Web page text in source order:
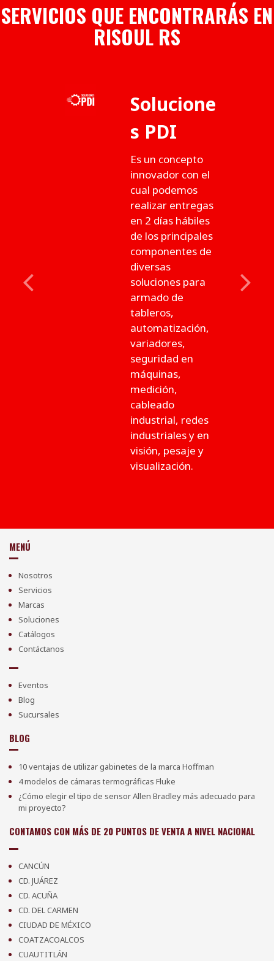
SERVICIOS QUE ENCONTRARÁS EN
RISOUL RS
Solucione
s PDI
Es un concepto
innovador con el
cual podemos
realizar entregas
en 2 días hábiles
de los principales
componentes de
diversas
soluciones para
armado de
tableros,
automatización,
variadores,
seguridad en
máquinas,
medición,
cableado
industrial, redes
industriales y en
visión, pesaje y
visualización.
Previous Next
MENÚ
Nosotros
Servicios
Marcas
Soluciones
Catálogos
Contáctanos
Eventos
Blog
Sucursales
BLOG
10 ventajas de utilizar gabinetes de la marca Hoffman
4 modelos de cámaras termográficas Fluke
¿Cómo elegir el tipo de sensor Allen Bradley más adecuado para
mi proyecto?
CONTAMOS CON MÁS DE 20 PUNTOS DE VENTA A NIVEL NACIONAL
CANCÚN
CD. JUÁREZ
CD. ACUÑA
CD. DEL CARMEN
CIUDAD DE MÉXICO
COATZACOALCOS
CUAUTITLÁN